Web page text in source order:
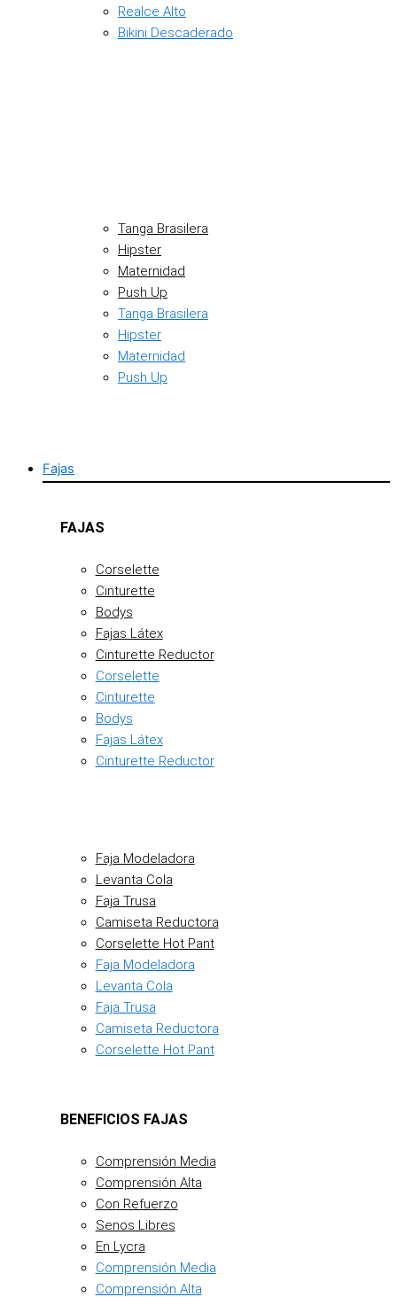
Realce Alto
Bikini Descaderado
Tanga Brasilera
Hipster
Maternidad
Push Up
Tanga Brasilera
Hipster
Maternidad
Push Up
Fajas
FAJAS
Corselette
Cinturette
Bodys
Fajas Látex
Cinturette Reductor
Corselette
Cinturette
Bodys
Fajas Látex
Cinturette Reductor
Faja Modeladora
Levanta Cola
Faja Trusa
Camiseta Reductora
Corselette Hot Pant
Faja Modeladora
Levanta Cola
Faja Trusa
Camiseta Reductora
Corselette Hot Pant
BENEFICIOS FAJAS
Comprensión Media
Comprensión Alta
Con Refuerzo
Senos Libres
En Lycra
Comprensión Media
Comprensión Alta